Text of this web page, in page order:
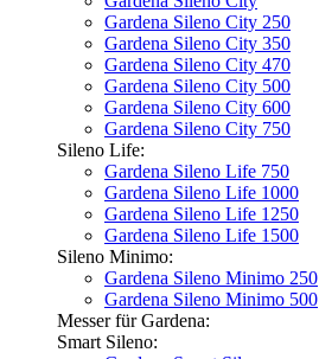
Gardena Sileno City 250
Gardena Sileno City 350
Gardena Sileno City 470
Gardena Sileno City 500
Gardena Sileno City 600
Gardena Sileno City 750
Sileno Life:
Gardena Sileno Life 750
Gardena Sileno Life 1000
Gardena Sileno Life 1250
Gardena Sileno Life 1500
Sileno Minimo:
Gardena Sileno Minimo 250
Gardena Sileno Minimo 500
Messer für Gardena:
Smart Sileno: